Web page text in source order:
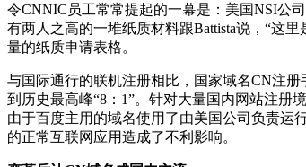
令CNNIC员工常常提起的一幕是：美国NSI公
有两人之高的一堆纸质材料跟Battista说，“这
量的纸质申请表格。
与国际通行的联机注册相比，国家域名CN注
到历史最高峰“8：1”。针对大量国内网站注册
由于百度主用的域名使用了由美国公司负责运
的正常互联网应用造成了不利影响。